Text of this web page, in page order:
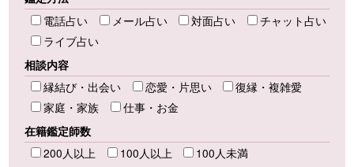
電話占い
メール占い 対面占い
チャット占い
ライブ占い
相談内容
縁結び・出会い
恋愛・片思い
復縁・複雑愛
家庭・家族
仕事・お金
在籍鑑定師数
200人以上
100人以上
100人未満